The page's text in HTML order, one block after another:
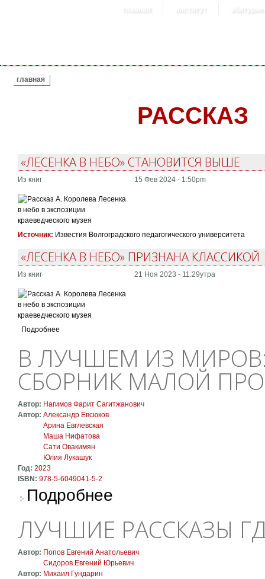
главная институт
ВЫ ЗДЕСЬ
главная
РАССКАЗ
«ЛЕСЕНКА В НЕБО» СТАНОВИТСЯ ВЫШЕ
Из книг 15 Фев 2024 - 1:50pm
Источник: Известия Волгоградского педагогического университета
«ЛЕСЕНКА В НЕБО» ПРИЗНАНА КЛАССИКОЙ
Из книг 21 Ноя 2023 - 11:29утра
Подробнее
В ЛУЧШЕМ ИЗ
СБОРНИК МАЛОЙ
Автор: Нагимов Фарит Сагитжанович
Автор: Александр Евсюков
Арина Евглевская
Маша Нифатова
Сати Овакимян
Юлия Лукашук
Год: 2023
ISBN: 978-5-6049041-5-2
Подробнее
ЛУЧШИЕ РАССКАЗЫ
Автор: Попов Евгений Анатольевич
Сидоров Евгений Юрьевич
Автор: Михаил Гундарин